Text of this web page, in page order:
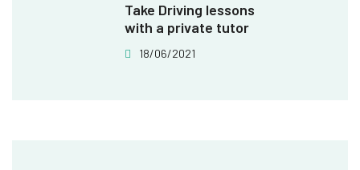
Take Driving lessons
with a private tutor
18/06/2021